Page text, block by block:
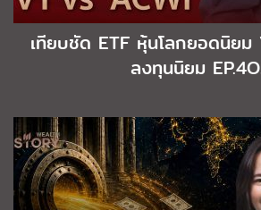
เทียบชัด ETF หุ้นโลกยอดนิยม
ลงทุนนิยม